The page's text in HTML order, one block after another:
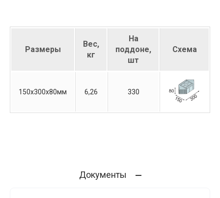
Размеры
Вес,
кг
На
поддоне,
шт
Схема
150х300х80мм 6,26 330
Документы